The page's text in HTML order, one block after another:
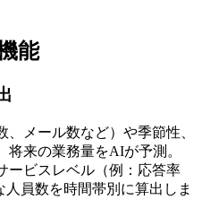
能
メール数など）や季節性、
来の業務量をAIが予測。
ービスレベル（例：応答率
員数を時間帯別に算出しま